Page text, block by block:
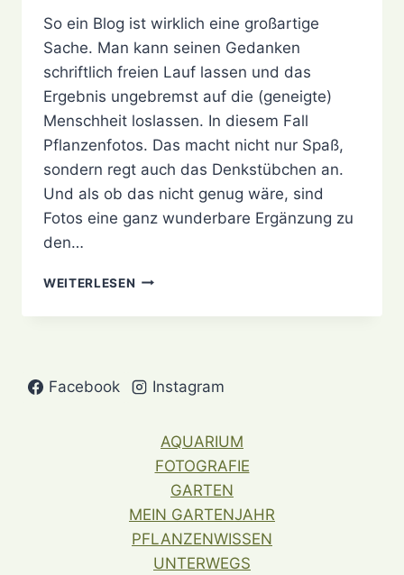
So ein Blog ist wirklich eine großartige
Sache. Man kann seinen Gedanken
schriftlich freien Lauf lassen und das
Ergebnis ungebremst auf die (geneigte)
Menschheit loslassen. In diesem Fall
Pflanzenfotos. Das macht nicht nur Spaß,
sondern regt auch das Denkstübchen an.
Und als ob das nicht genug wäre, sind
Fotos eine ganz wunderbare Ergänzung zu
den…
WEITERLESEN EINFACH
PFLANZENFOTOS
Facebook Instagram
AQUARIUM
FOTOGRAFIE
GARTEN
MEIN GARTENJAHR
PFLANZENWISSEN
UNTERWEGS